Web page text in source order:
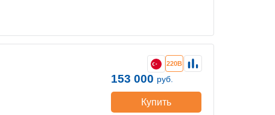
220В
153 000 руб.
Купить